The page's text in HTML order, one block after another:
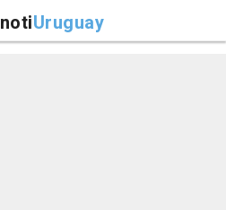
notiUruguay